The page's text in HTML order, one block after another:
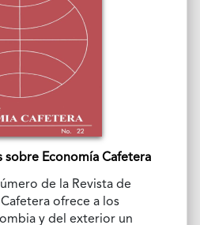
sobre Economía Cafetera
de la Revista de
ofrece a los
y del exterior un